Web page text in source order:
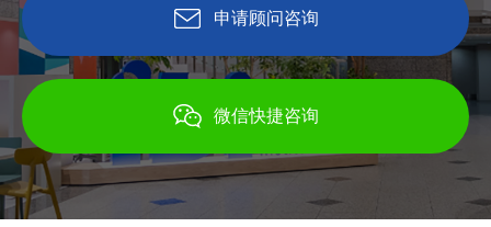
申请顾问咨询
微信快捷咨询